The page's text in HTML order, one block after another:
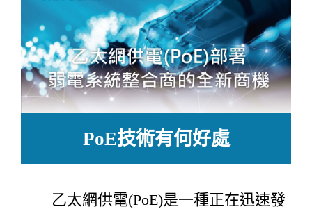
PoE技術有何好處
乙太網供電(PoE)是一種正在迅速發